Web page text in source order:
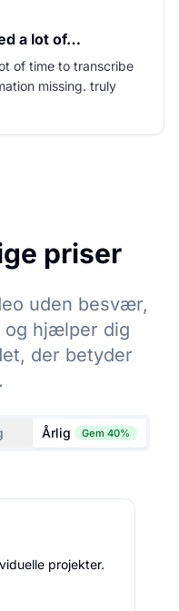
a lot of…
of time to transcribe
missing. truly
priser
uden besvær,
og hjælper dig
der betyder
Årlig Gem 40%
projekter.